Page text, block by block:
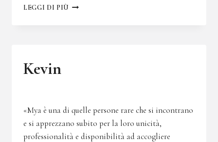
LEGGI DI PIÙ JILL
Kevin
«Mya è una di quelle persone rare che si incontrano
e si apprezzano subito per la loro unicità,
professionalità e disponibilità ad accogliere